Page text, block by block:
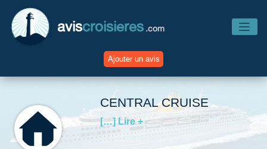
aviscroisieres .com
Ajouter un avis
Accueil
Avis Compagnies
CENTRAL CRUISE
[…] Lire +